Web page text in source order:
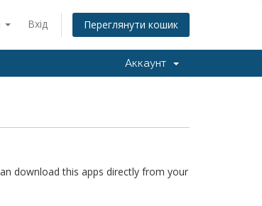
Вхід Переглянути кошик
Аккаунт
download this apps directly from your